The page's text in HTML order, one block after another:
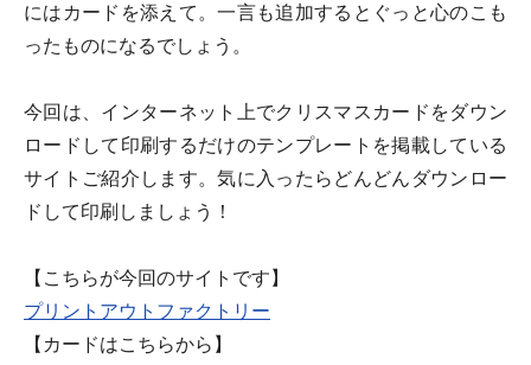
にはカードを添えて。一言も追加するとぐっと心のこも
ったものになるでしょう。
今回は、インターネット上でクリスマスカードをダウン
ロードして印刷するだけのテンプレートを掲載している
サイトご紹介します。気に入ったらどんどんダウンロー
ドして印刷しましょう！
【こちらが今回のサイトです】
プリントアウトファクトリー
【カードはこちらから】